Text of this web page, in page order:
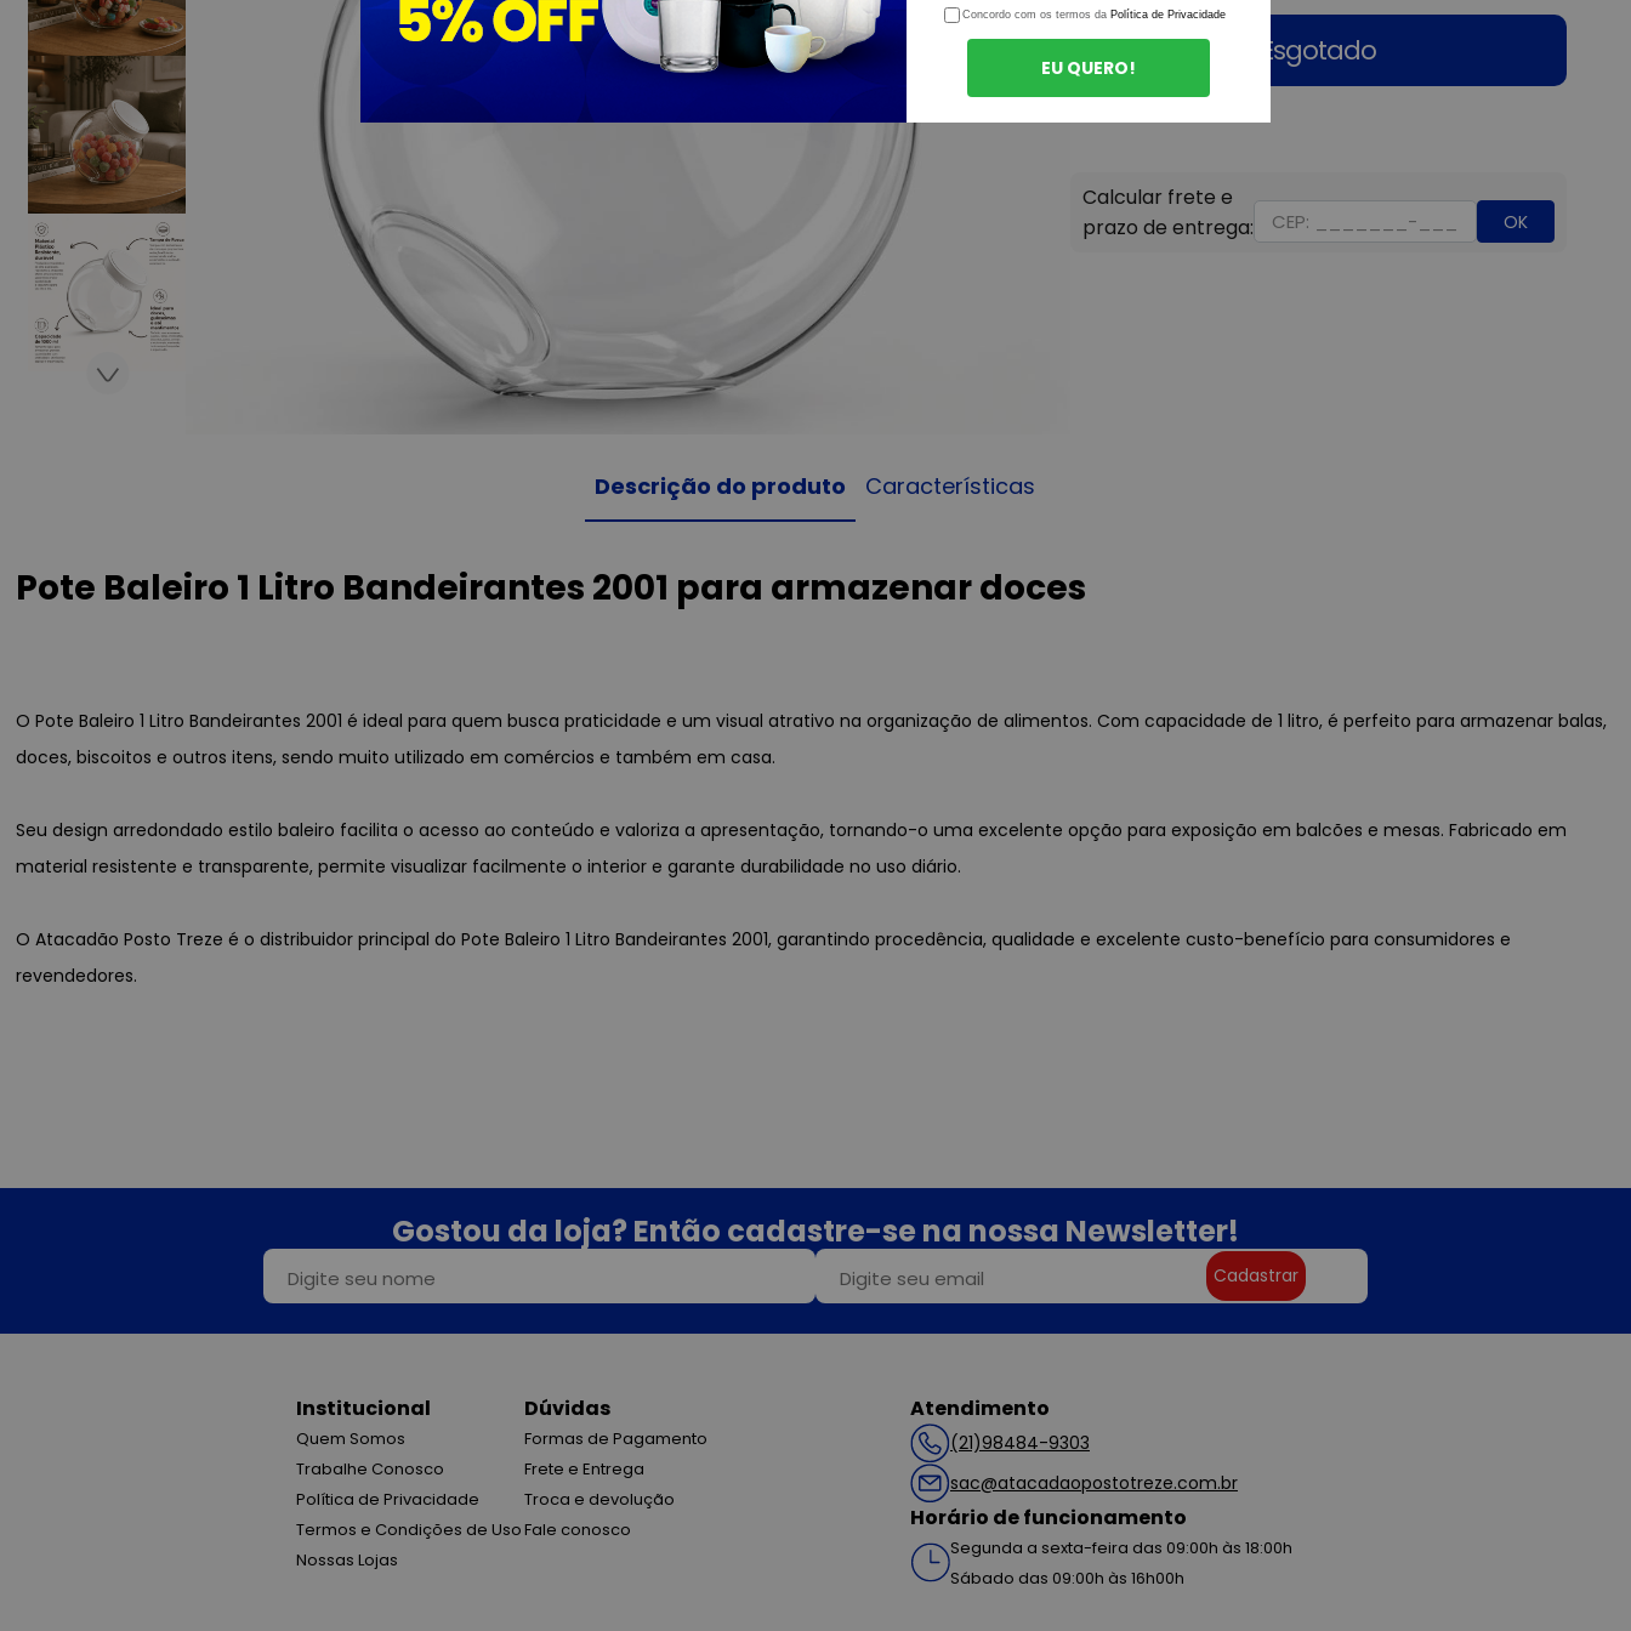
Esgotado
OK
Descrição do produto Características
Pote Baleiro 1 Litro Bandeirantes 2001 para armazenar doces
O Pote Baleiro 1 Litro Bandeirantes 2001 é ideal para quem busca praticidade e um visual atrativo na organização de alimentos. Com capacidade de 1 litro, é perfeito para armazenar balas,
doces, biscoitos e outros itens, sendo muito utilizado em comércios e também em casa.
Seu design arredondado estilo baleiro facilita o acesso ao conteúdo e valoriza a apresentação, tornando-o uma excelente opção para exposição em balcões e mesas. Fabricado em
material resistente e transparente, permite visualizar facilmente o interior e garante durabilidade no uso diário.
O Atacadão Posto Treze é o distribuidor principal do Pote Baleiro 1 Litro Bandeirantes 2001, garantindo procedência, qualidade e excelente custo-benefício para consumidores e
revendedores.
Gostou da loja? Então cadastre-se na nossa Newsletter!
Cadastrar
Institucional
Quem Somos
Trabalhe Conosco
Política de Privacidade
Termos e Condições de Uso
Nossas Lojas
Dúvidas
Formas de Pagamento
Frete e Entrega
Troca e devolução
Fale conosco
Atendimento
(21)98484-9303
sac@atacadaopostotreze.com.br
Horário de funcionamento
Segunda a sexta-feira das 09:00h às 18:00h
Sábado das 09:00h às 16h00h
Concordo com os termos da Política de Privacidade
EU QUERO!